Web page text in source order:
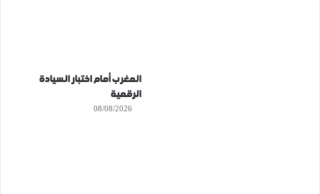
المغرب أمام اختبار السيادة
الرقمية
08/08/2026